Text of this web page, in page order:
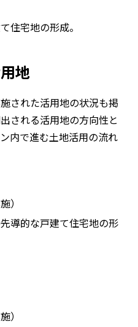
住宅地の形成。
地
された活用地の状況も掲
される活用地の方向性と
内で進む土地活用の流れ
）
導的な戸建て住宅地の形
）